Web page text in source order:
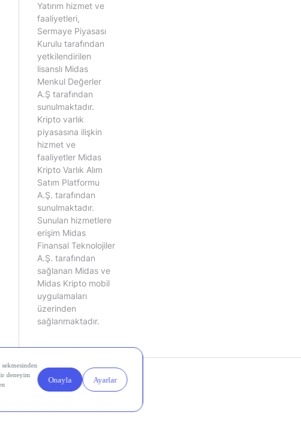
Yatırım hizmet ve
faaliyetleri,
Sermaye Piyasası
Kurulu tarafından
yetkilendirilen
lisanslı Midas
Menkul Değerler
A.Ş tarafından
sunulmaktadır.
Kripto varlık
piyasasına ilişkin
hizmet ve
faaliyetler Midas
Kripto Varlık Alım
Satım Platformu
A.Ş. tarafından
sunulmaktadır.
Sunulan hizmetlere
erişim Midas
Finansal Teknolojiler
A.Ş. tarafından
sağlanan Midas ve
Midas Kripto mobil
uygulamaları
üzerinden
sağlanmaktadır.
Yasal
Çerez